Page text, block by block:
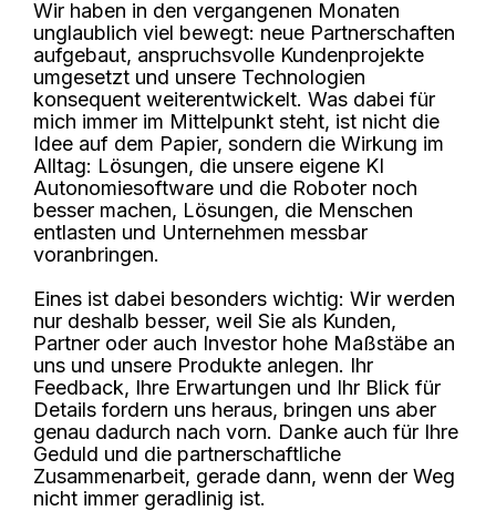
Wir haben in den vergangenen Monaten
unglaublich viel bewegt: neue Partnerschaften
aufgebaut, anspruchsvolle Kundenprojekte
umgesetzt und unsere Technologien
konsequent weiterentwickelt. Was dabei für
mich immer im Mittelpunkt steht, ist nicht die
Idee auf dem Papier, sondern die Wirkung im
Alltag: Lösungen, die unsere eigene KI
Autonomiesoftware und die Roboter noch
besser machen, Lösungen, die Menschen
entlasten und Unternehmen messbar
voranbringen.
Eines ist dabei besonders wichtig: Wir werden
nur deshalb besser, weil Sie als Kunden,
Partner oder auch Investor hohe Maßstäbe an
uns und unsere Produkte anlegen. Ihr
Feedback, Ihre Erwartungen und Ihr Blick für
Details fordern uns heraus, bringen uns aber
genau dadurch nach vorn. Danke auch für Ihre
Geduld und die partnerschaftliche
Zusammenarbeit, gerade dann, wenn der Weg
nicht immer geradlinig ist.